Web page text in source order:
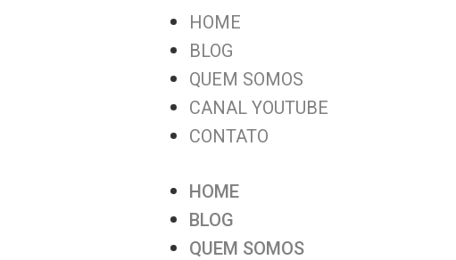
HOME
BLOG
QUEM SOMOS
CANAL YOUTUBE
CONTATO
HOME
BLOG
QUEM SOMOS